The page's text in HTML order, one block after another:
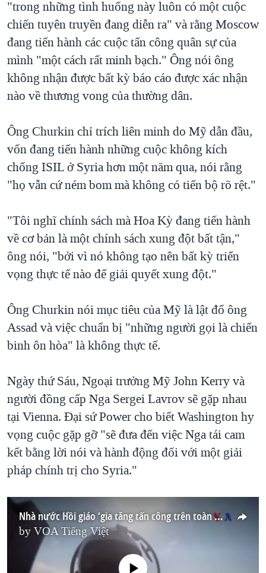
"trong những tình huống này luôn có một cuộc
chiến tuyên truyền đang diễn ra" và rằng Moscow
đang tiến hành các cuộc tấn công quân sự của
mình "một cách rất minh bạch." Ông nói ông
không nhận được bất kỳ báo cáo được xác nhận
nào về thương vong của thường dân.
Ông Churkin chỉ trích liên minh do Mỹ dẫn đầu,
vốn đang tiến hành những cuộc không kích
chống ISIL ở Syria hơn một năm qua, nói rằng
"họ vẫn cứ ném bom mà không có tiến bộ rõ rệt."
"Tôi nghĩ chính sách mà Hoa Kỳ đang tiến hành
về cơ bản là một chính sách xung đột bất tận,"
ông nói, "bởi vì nó không tạo nên bất kỳ triển
vọng thực tế nào để giải quyết xung đột."
Ông Churkin nói mục tiêu của Mỹ là lật đổ ông
Assad và việc chuẩn bị "những người gọi là chiến
binh ôn hòa" là không thực tế.
Ngày thứ Sáu, Ngoại trưởng Mỹ John Kerry và
người đồng cấp Nga Sergei Lavrov sẽ gặp nhau
tại Vienna. Đại sứ Power cho biết Washington hy
vọng cuộc gặp gỡ "sẽ đưa đến việc Nga tái cam
kết bằng lời nói và hành động đối với một giải
pháp chính trị cho Syria."
Nhà nước Hồi giáo ‘gia tăng tấn công trên toàn cầu’
by VOA Tiếng Việt
No media source currently available